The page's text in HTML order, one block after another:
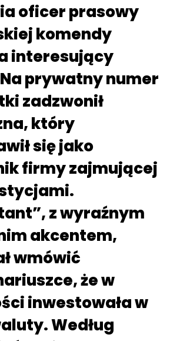
oficer prasowy
komendy
interesujący
prywatny numer
zadzwonił
który
się jako
firmy zajmującej
z wyraźnym
akcentem,
wmówić
że w
inwestowała w
Według